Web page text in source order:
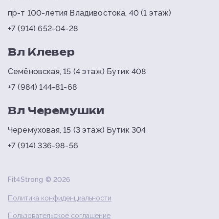
пр-т 100-летия Владивостока, 40 (1 этаж)
+7 (914) 652-04-28
Вл Клевер
Семёновская, 15 (4 этаж) Бутик 408
+7 (984) 144-81-68
Вл Черемушки
Черемуховая, 15 (3 этаж) Бутик 304
+7 (914) 336-98-56
Fit4Strong © 2026
Политика конфиденциальности
Пользовательское соглашение